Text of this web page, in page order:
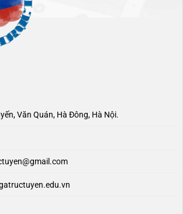
Văn Quán, Hà Đông, Hà Nội.